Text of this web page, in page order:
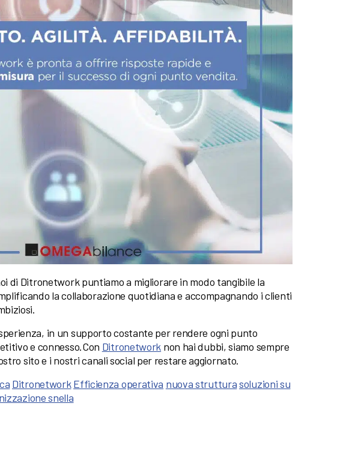
di Ditronetwork puntiamo a migliorare in modo tangibile la
la collaborazione quotidiana e accompagnando i clienti
in un supporto costante per rendere ogni punto
e connesso.Con Ditronetwork non hai dubbi, siamo sempre
sito e i nostri canali social per restare aggiornato.
Ditronetwork Efficienza operativa nuova strutturasoluzioni su
snella